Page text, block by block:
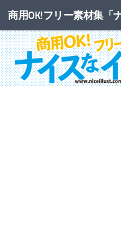
コンテンツへスキップ
商用OK!フリー素材集「